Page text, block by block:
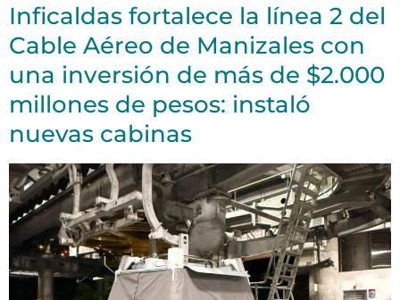
Inficaldas fortalece la línea 2 del
Cable Aéreo de Manizales con
una inversión de más de $2.000
millones de pesos: instaló
nuevas cabinas